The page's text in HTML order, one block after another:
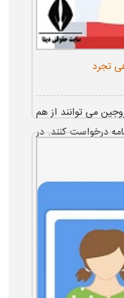
تجرد
می توانند از هم
درخواست کنند. در